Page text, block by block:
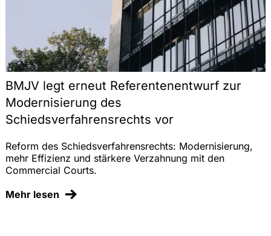
BMJV legt erneut Referentenentwurf zur
Modernisierung des
Schiedsverfahrensrechts vor
Reform des Schiedsverfahrensrechts: Modernisierung,
mehr Effizienz und stärkere Verzahnung mit den
Commercial Courts.
Mehr lesen